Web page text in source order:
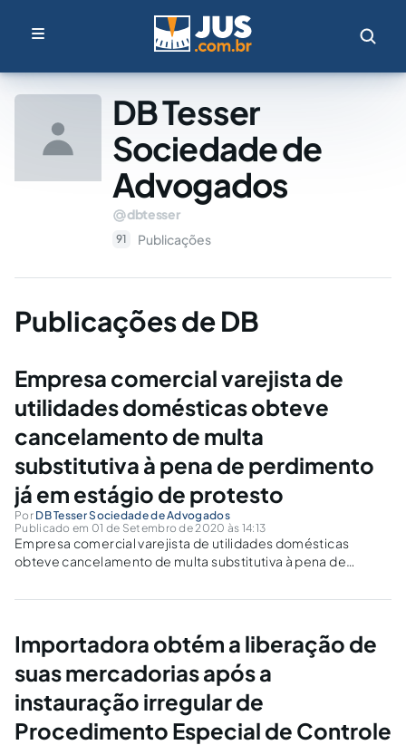
DB Tesser
Sociedade de
Advogados
dbtesser
91 Publicações
Publicações de DB
Empresa comercial varejista de
utilidades domésticas obteve
cancelamento de multa
substitutiva à pena de perdimento
já em estágio de protesto
Por DB Tesser Sociedade de Advogados
Publicado em 01 de Setembro de 2020 às 14:13
Empresa comercial varejista de utilidades domésticas
obteve cancelamento de multa substitutiva à pena de
ocultação em operação de importação promovida por
Importadora obtém a liberação de
suas mercadorias após a
instauração irregular de
Procedimento Especial de Controle